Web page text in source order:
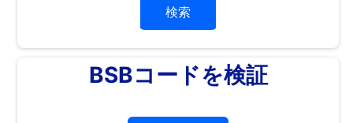
検索
BSBコードを検証